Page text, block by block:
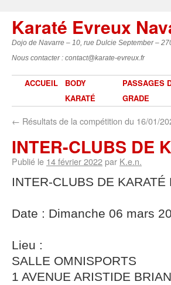
Karaté Evreux
Dojo de Navarre – 10, rue Dulcie September –
Nous contacter : contact@karate-evreux.fr
ACCUEIL
BODY
KARATÉ
PASSAGES
GRADE
← Résultats de la compétition du 16/01/
INTER-CLUBS DE
Publié le 14 février 2022par K.e.n.
INTER-CLUBS DE KARATÉ
Date : Dimanche 06 mars
Lieu :
SALLE OMNISPORTS
1 AVENUE ARISTIDE